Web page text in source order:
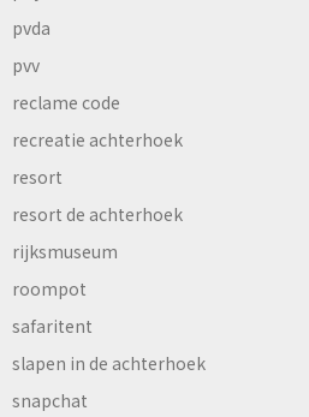
pvda
pvv
reclame code
recreatie achterhoek
resort
resort de achterhoek
rijksmuseum
roompot
safaritent
slapen in de achterhoek
snapchat